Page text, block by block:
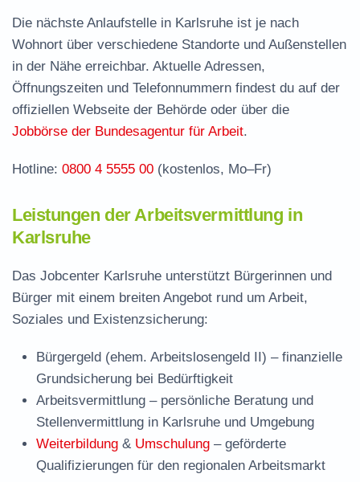
Termin vereinbaren und Bürgergeld beantragen
Jobcenter Karlsruhe Stadt – zuständige Stelle
Formulare und Anträge beim Jobcenter
Karlsruhe
Die nächste Anlaufstelle in Karlsruhe ist je nach
Wohnort über verschiedene Standorte und Außenstellen
in der Nähe erreichbar. Aktuelle Adressen,
Öffnungszeiten und Telefonnummern findest du auf der
offiziellen Webseite der Behörde oder über die
Jobbörse der Bundesagentur für Arbeit.
Hotline: 0800 4 5555 00 (kostenlos, Mo–Fr)
Leistungen der Arbeitsvermittlung in
Karlsruhe
Das Jobcenter Karlsruhe unterstützt Bürgerinnen und
Bürger mit einem breiten Angebot rund um Arbeit,
Soziales und Existenzsicherung:
Bürgergeld (ehem. Arbeitslosengeld II) – finanzielle
Grundsicherung bei Bedürftigkeit
Arbeitsvermittlung – persönliche Beratung und
Stellenvermittlung in Karlsruhe und Umgebung
Weiterbildung & Umschulung – geförderte
Qualifizierungen für den regionalen Arbeitsmarkt